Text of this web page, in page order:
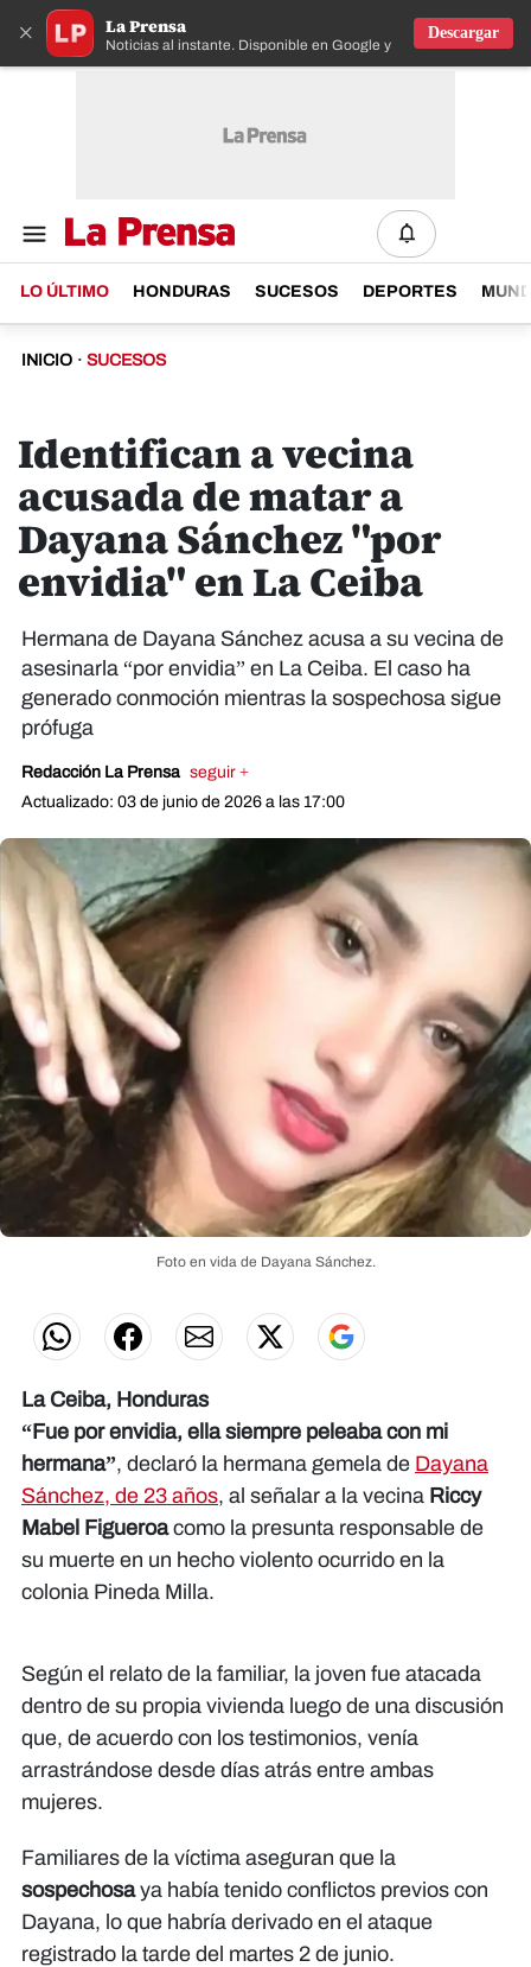
× La Prensa
Noticias al instante. Disponible en Google y IOS
Descargar
LO ÚLTIMO HONDURAS SUCESOS DEPORTES
INICIO · SUCESOS
Identifican a vecina
acusada de matar a
Dayana Sánchez "por
envidia" en La Ceiba
Hermana de Dayana Sánchez acusa a su vecina de
asesinarla “por envidia” en La Ceiba. El caso ha
generado conmoción mientras la sospechosa sigue
prófuga
Redacción La Prensa seguir +
Actualizado: 03 de junio de 2026 a las 17:00
Foto en vida de Dayana Sánchez.
La Ceiba, Honduras
“Fue por envidia, ella siempre peleaba con mi
hermana”, declaró la hermana gemela de Dayana
Sánchez, de 23 años, al señalar a la vecina Riccy
Mabel Figueroacomo la presunta responsable de
su muerte en un hecho violento ocurrido en la
colonia Pineda Milla.
Según el relato de la familiar, la joven fue atacada
dentro de su propia vivienda luego de una discusión
que, de acuerdo con los testimonios, venía
arrastrándose desde días atrás entre ambas
mujeres.
Familiares de la víctima aseguran que la
sospechosaya había tenido conflictos previos con
Dayana, lo que habría derivado en el ataque
registrado la tarde del martes 2 de junio.